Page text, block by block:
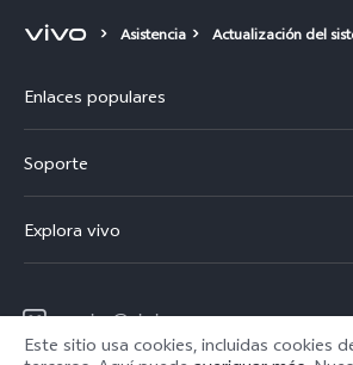
Asistencia Actualización del
Enlaces populares
Soporte
Consulta el Precio de los Repuestos
Manual de usuario
Explora vivo
service@ni.vivo.com
Este sitio usa cookies, incluidas cookies